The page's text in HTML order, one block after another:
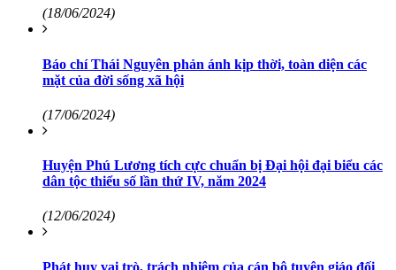
(18/06/2024)
Báo chí Thái Nguyên phản ánh kịp thời, toàn diện các
mặt của đời sống xã hội
(17/06/2024)
Huyện Phú Lương tích cực chuẩn bị Đại hội đại biểu các
dân tộc thiểu số lần thứ IV, năm 2024
(12/06/2024)
Phát huy vai trò, trách nhiệm của cán bộ tuyên giáo đối